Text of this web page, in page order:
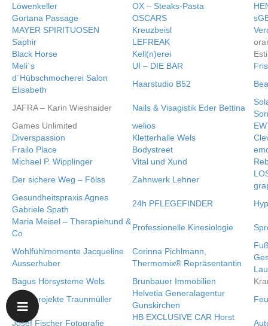
Löwenkeller
OX – Steaks-Pasta
Gortana Passage
OSCARS
MAYER SPIRITUOSEN
Kreuzbeisl
Saphir
LEFREAK
Black Horse
Kell(n)erei
Meli´s
UI – DIE BAR
d´Hübschmocherei Salon
Elisabeth
Haarstudio B52
JAFRA – Karin Wieshaider Nails & Visagistik Eder Bettina
Games Unlimited
welios
Diverspassion
Kletterhalle Wels
Frailo Place
Bodystreet
Michael P. Wipplinger
Vital und Xund
Der sichere Weg – Fölss
Zahnwerk Lehner
Gesundheitspraxis Agnes
Gabriele Spath
24h PFLEGEFINDER
Maria Meisel – Therapiehund &
Co
Professionelle Kinesiologie
Wohlfühlmomente Jacqueline
Ausserhuber
Corinna Pichlmann,
Thermomix® Repräsentantin
Bagus Hörsysteme Wels
Brunbauer Immobilien
Immoprojekte Traunmüller
Helvetia Generalagentur
Gunskirchen
Josef Fischer Fotografie
HB EXCLUSIVE CAR Horst